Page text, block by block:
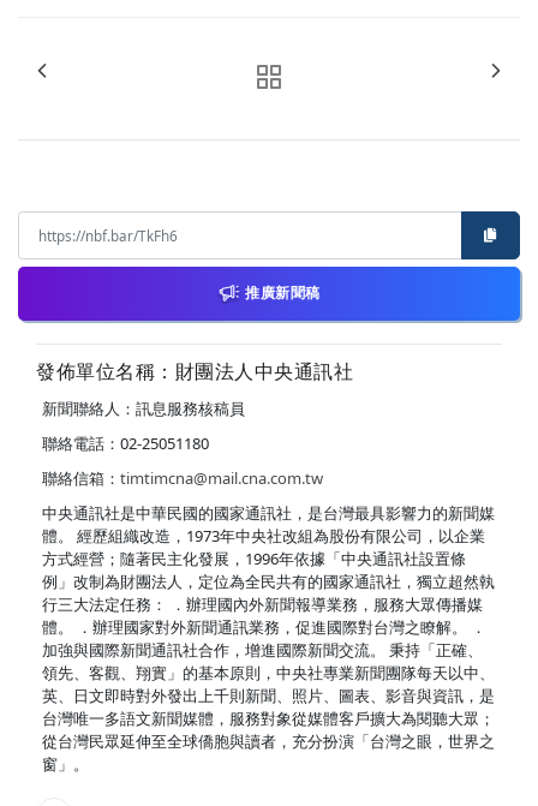
推廣新聞稿
發佈單位名稱：財團法人中央通訊社
新聞聯絡人：訊息服務核稿員
聯絡電話：02-25051180
聯絡信箱： timtimcna@mail.cna.com.tw
中央通訊社是中華民國的國家通訊社，是台灣最具影響力的新聞媒
體。 經歷組織改造，1973年中央社改組為股份有限公司，以企業
方式經營；隨著民主化發展，1996年依據「中央通訊社設置條
例」改制為財團法人，定位為全民共有的國家通訊社，獨立超然執
行三大法定任務： ．辦理國內外新聞報導業務，服務大眾傳播媒
體。 ．辦理國家對外新聞通訊業務，促進國際對台灣之瞭解。 ．
加強與國際新聞通訊社合作，增進國際新聞交流。 秉持「正確、
領先、客觀、翔實」的基本原則，中央社專業新聞團隊每天以中、
英、日文即時對外發出上千則新聞、照片、圖表、影音與資訊，是
台灣唯一多語文新聞媒體，服務對象從媒體客戶擴大為閱聽大眾；
從台灣民眾延伸至全球僑胞與讀者，充分扮演「台灣之眼，世界之
窗」。